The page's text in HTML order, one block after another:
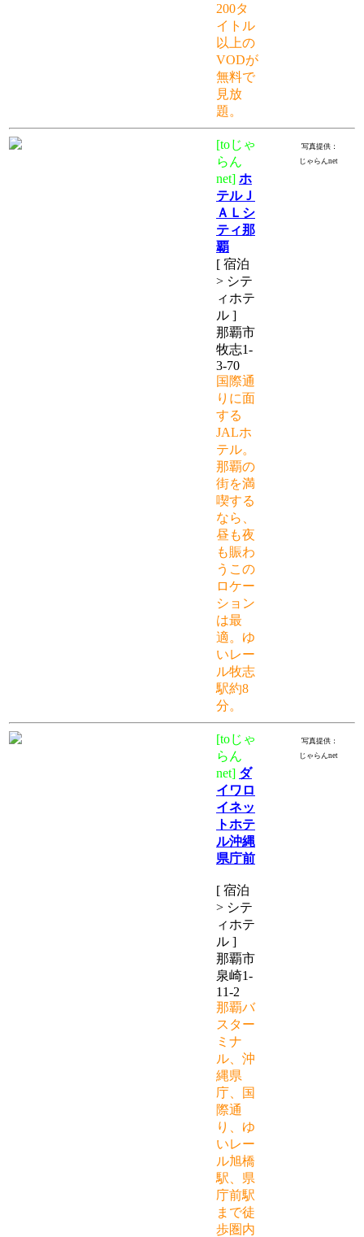
200タ
イトル
以上の
VODが
無料で
見放
題。
[toじゃ
らん
net] ホ
テルＪ
ＡＬシ
ティ那
覇
[ 宿泊
> シテ
ィホテ
ル ]
那覇市
牧志1-
3-70
国際通
りに面
する
JALホ
テル。
那覇の
街を満
喫する
なら、
昼も夜
も賑わ
うこの
ロケー
ション
は最
適。ゆ
いレー
ル牧志
駅約8
分。
写真提供：
じゃらんnet
[toじゃ
らん
net] ダ
イワロ
イネッ
トホテ
ル沖縄
県庁前
[ 宿泊
> シテ
ィホテ
ル ]
那覇市
泉崎1-
11-2
那覇バ
スター
ミナ
ル、沖
縄県
庁、国
際通
り、ゆ
いレー
ル旭橋
駅、県
庁前駅
まで徒
歩圏内
写真提供：
じゃらんnet